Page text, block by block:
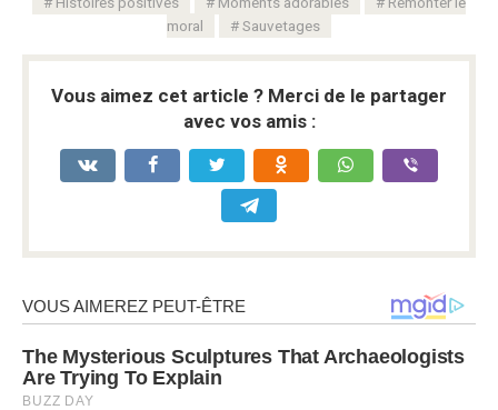
moral
Sauvetages
Vous aimez cet article ? Merci de le partager
avec vos amis :